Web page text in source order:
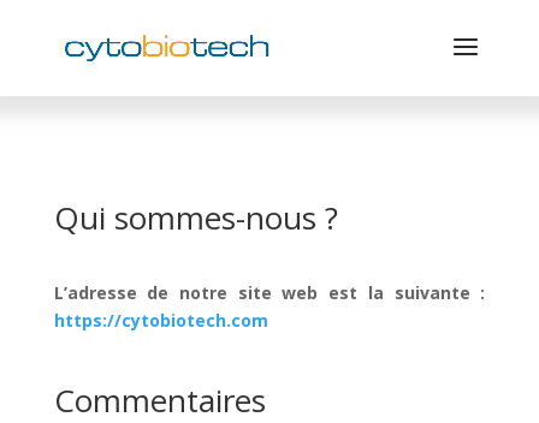
Qui sommes-nous ?
L’adresse de notre site web est la suivante :
https://cytobiotech.com
Commentaires